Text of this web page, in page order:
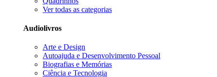
Ver todas as categorias
Audiolivros
Arte e Design
Autoajuda e Desenvolvimento Pessoal
Biografias e Memórias
Ciência e Tecnologia